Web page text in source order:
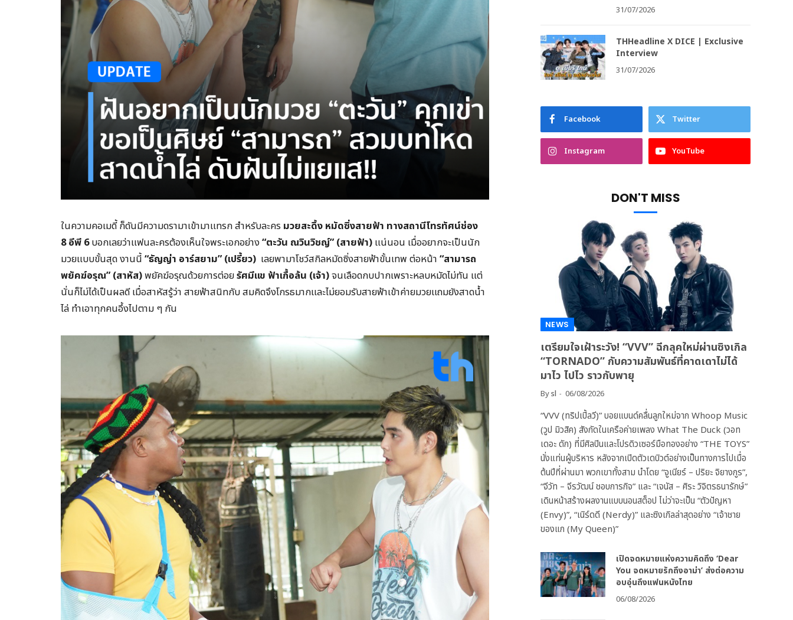
ในความคอเมดี้ ก็ดันมีความดรามาเข้ามาแทรก สำหรับละคร มวยสะดิ้ง หมัดซิ่งสายฟ้า ทางสถานีโทรทัศน์ช่อง
8 อีพี 6บอกเลยว่าแฟนละครต้องเห็นใจพระเอกอย่าง“ตะวัน ณวินวิชญ์” (สายฟ้า) แน่นอน เมื่ออยากจะเป็นนัก
มวยแบบขั้นสุด งานนี้ “ธัญญ่า อาร์สยาม” (เปรี้ยว) เลยพามาโชว์สกิลหมัดซิ่งสายฟ้าขั้นเทพ ต่อหน้า “สามารถ
พยัคฆ์อรุณ” (สาหัส)พยัคฆ์อรุณด้วยการต่อยรัศมีแข ฟ้าเกื้อล้น (เจ้า)จนเลือดกบปากเพราะหลบหมัดไม่ทัน แต่
นั่นก็ไม่ได้เป็นผลดี เมื่อสาหัสรู้ว่า สายฟ้าสนิทกับ สมคิดจึงโกรธมากและไม่ยอมรับสายฟ้าเข้าค่ายมวยแถมยังสาดน้ำ
ไล่ ทำเอาทุกคนอึ้งไปตาม ๆ กัน
31/07/2026
THHeadline X DICE | Exclusive
Interview
31/07/2026
Facebook Twitter
Instagram YouTube
DON'T MISS
NEWS
เตรียมใจเฝ้าระวัง! “VVV” ฉีกลุคใหม่ผ่านซิงเกิล
“TORNADO” กับความสัมพันธ์ที่คาดเดาไม่ได้
มาไว ไปไว ราวกับพายุ
Bysl 06/08/2026
“VVV (ทริปเปิ้ลวี)” บอยแบนด์คลื่นลูกใหม่จาก Whoop Music
(วูป มิวสิค) สังกัดในเครือค่ายเพลง What The Duck (วอท
เดอะ ดัก) ที่มีศิลปินและโปรดิวเซอร์มือทองอย่าง “THE TOYS”
นั่งแท่นผู้บริหาร หลังจากเปิดตัวเดบิวต์อย่างเป็นทางการไปเมื่อ
ต้นปีที่ผ่านมา พวกเขาทั้งสาม นำโดย “จูเนียร์ – ปริยะ จิยางกูร”,
“จีวัท – จีรวัฒน์ ชอบการกิจ” และ “เจนัส – ศิระ วิจิตรธนารักษ์”
เดินหน้าสร้างผลงานแบบนอนสต็อป ไม่ว่าจะเป็น “ตัวปัญหา
(Envy)”, “เนิร์ดดี (Nerdy)” และซิงเกิลล่าสุดอย่าง “เจ้าชาย
ของแก (My Queen)”
เปิดจดหมายแห่งความคิดถึง ‘Dear
You จดหมายรักถึงอาม่า’ ส่งต่อความ
อบอุ่นถึงแฟนหนังไทย
06/08/2026